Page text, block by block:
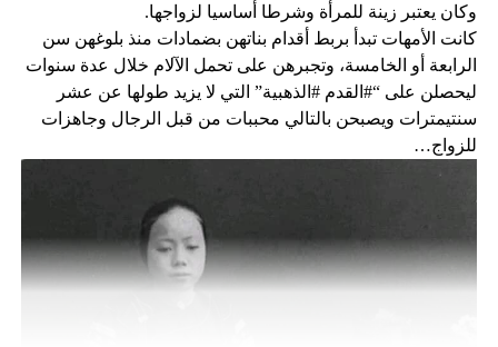
وأكد انه يحب كثيراً زيارة الصين لكنه لم يؤكد أي زيارة رسوليّة
مرتقبة.
عن الكاردينال مارادياغا والمونسنيور زانشيتا
تحدث البابا خلال هذه المقابلة عن الأسقفَين وهما عرضة لحملة
انتقاد واسعة. واعتبر ان اتهام الكاردينال مارادياغا، منسق مجلس
وكان يعتبر زينة للمرأة وشرطا أساسيا لزواجها.
كانت الأمهات تبدأ بربط أقدام بناتهن بضمادات منذ بلوغهن سن
الرابعة أو الخامسة، وتجبرهن على تحمل الآلام خلال عدة سنوات
ليحصلن على “#القدم #الذهبية” التي لا يزيد طولها عن عشر
سنتيمترات ويصبحن بالتالي محببات من قبل الرجال وجاهزات
للزواج…